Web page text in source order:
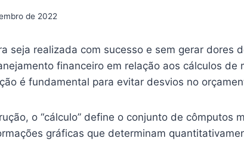
de 2022
seja realizada com sucesso e sem gerar dores
financeiro em relação aos cálculos de
é fundamental para evitar desvios no
o “cálculo” define o conjunto de cômputos
gráficas que determinam